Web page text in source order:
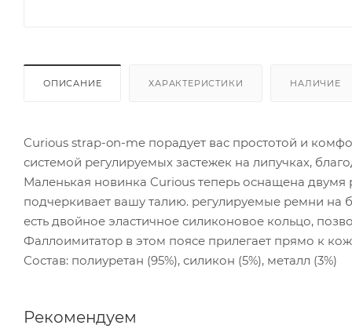
ОПИСАНИЕ ХАРАКТЕРИСТИКИ НАЛИЧИЕ
Curious strap-on-me порадует вас простотой и
системой регулируемых застежек на липучках,
Маленькая новинка Curious теперь оснащена
подчеркивает вашу талию. регулируемые ремни на
есть двойное эластичное силиконовое кольцо,
Фаллоимитатор в этом поясе прилегает прямо к
Состав: полиуретан (95%), силикон (5%), металл (3%)
Рекомендуем